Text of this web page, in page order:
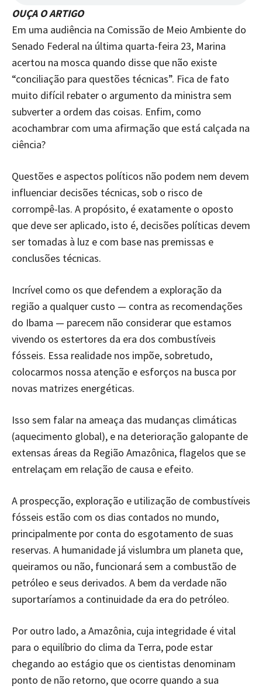
OUÇA O ARTIGO
Em uma audiência na Comissão de Meio Ambiente do
Senado Federal na última quarta-feira 23, Marina
acertou na mosca quando disse que não existe
“conciliação para questões técnicas”. Fica de fato
muito difícil rebater o argumento da ministra sem
subverter a ordem das coisas. Enfim, como
acochambrar com uma afirmação que está calçada na
ciência?
Questões e aspectos políticos não podem nem devem
influenciar decisões técnicas, sob o risco de
corrompê-las. A propósito, é exatamente o oposto
que deve ser aplicado, isto é, decisões políticas devem
ser tomadas à luz e com base nas premissas e
conclusões técnicas.
Incrível como os que defendem a exploração da
região a qualquer custo — contra as recomendações
do Ibama — parecem não considerar que estamos
vivendo os estertores da era dos combustíveis
fósseis. Essa realidade nos impõe, sobretudo,
colocarmos nossa atenção e esforços na busca por
novas matrizes energéticas.
Isso sem falar na ameaça das mudanças climáticas
(aquecimento global), e na deterioração galopante de
extensas áreas da Região Amazônica, flagelos que se
entrelaçam em relação de causa e efeito.
A prospecção, exploração e utilização de combustíveis
fósseis estão com os dias contados no mundo,
principalmente por conta do esgotamento de suas
reservas. A humanidade já vislumbra um planeta que,
queiramos ou não, funcionará sem a combustão de
petróleo e seus derivados. A bem da verdade não
suportaríamos a continuidade da era do petróleo.
Por outro lado, a Amazônia, cuja integridade é vital
para o equilíbrio do clima da Terra, pode estar
chegando ao estágio que os cientistas denominam
ponto de não retorno, que ocorre quando a sua